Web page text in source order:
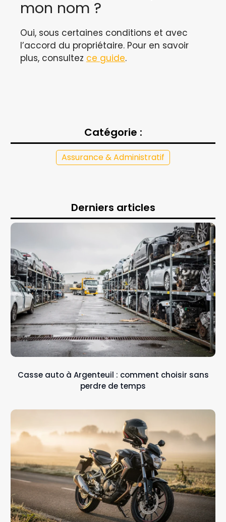
mon nom ?
Oui, sous certaines conditions et avec
l’accord du propriétaire. Pour en savoir
plus, consultez ce guide.
Catégorie :
Assurance & Administratif
Derniers articles
Casse auto à Argenteuil : comment choisir sans
perdre de temps